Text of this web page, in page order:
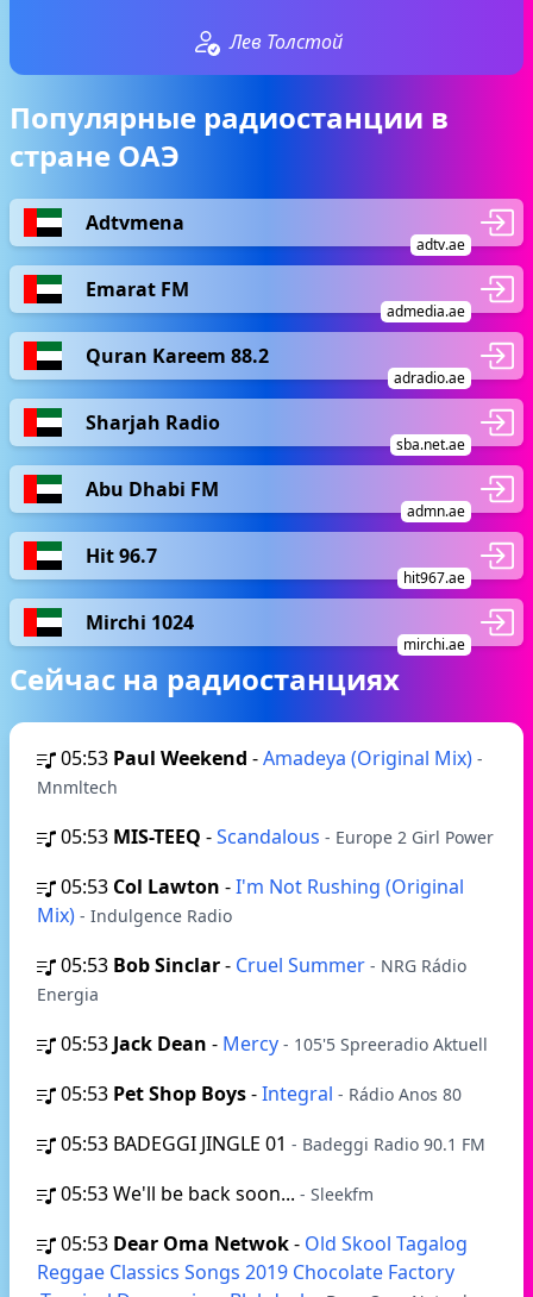
Лев Толстой
Популярные радиостанции в
стране ОАЭ
Adtvmena
adtv.ae
Emarat FM
admedia.ae
Quran Kareem 88.2
adradio.ae
Sharjah Radio
sba.net.ae
Abu Dhabi FM
admn.ae
Hit 96.7
hit967.ae
Mirchi 1024
mirchi.ae
Сейчас на радиостанциях
05:53 Paul Weekend -Amadeya (Original Mix) -
Mnmltech
05:53 MIS-TEEQ -Scandalous - Europe 2 Girl Power
05:53 Col Lawton -I'm Not Rushing (Original
Mix) - Indulgence Radio
05:53 Bob Sinclar- Cruel Summer - NRG Rádio
Energia
05:53 Jack Dean - Mercy - 105'5 Spreeradio Aktuell
05:53 Pet Shop Boys-Integral - Rádio Anos 80
05:53 BADEGGI JINGLE 01 - Badeggi Radio 90.1 FM
05:53We'll be back soon... - Sleekfm
05:53 Dear Oma Netwok- Old Skool Tagalog
Reggae Classics Songs 2019 Chocolate Factory